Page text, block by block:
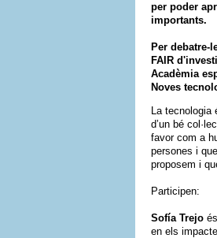
per poder
importants.
Per debatre-
FAIR
Acadèmia
Noves
La tecnologia
d’un bé
favor com a
persones i
proposem i
Participen:
Sofía Trejo
en els